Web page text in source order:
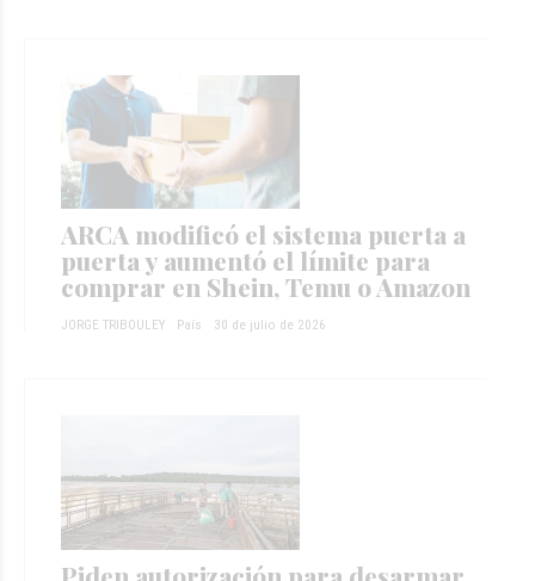
ARCA modificó el sistema puerta a
puerta y aumentó el límite para
comprar en Shein, Temu o Amazon
JORGE TRIBOULEY País 30 de julio de 2026